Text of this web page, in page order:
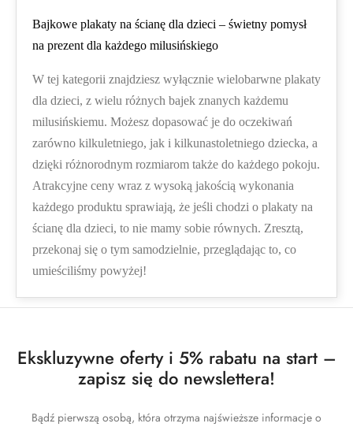
Bajkowe plakaty na ścianę dla dzieci – świetny pomysł
na prezent dla każdego milusińskiego
W tej kategorii znajdziesz wyłącznie wielobarwne plakaty
dla dzieci, z wielu różnych bajek znanych każdemu
milusińskiemu. Możesz dopasować je do oczekiwań
zarówno kilkuletniego, jak i kilkunastoletniego dziecka, a
dzięki różnorodnym rozmiarom także do każdego pokoju.
Atrakcyjne ceny wraz z wysoką jakością wykonania
każdego produktu sprawiają, że jeśli chodzi o plakaty na
ścianę dla dzieci, to nie mamy sobie równych. Zresztą,
przekonaj się o tym samodzielnie, przeglądając to, co
umieściliśmy powyżej!
Ekskluzywne oferty i 5% rabatu na start –
zapisz się do newslettera!
Bądź pierwszą osobą, która otrzyma najświeższe informacje o